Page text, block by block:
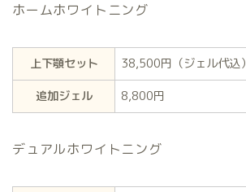
ホームホワイトニング
上下顎セット
38,500円（ジェル代込）
追加ジェル
8,800円
デュアルホワイトニング